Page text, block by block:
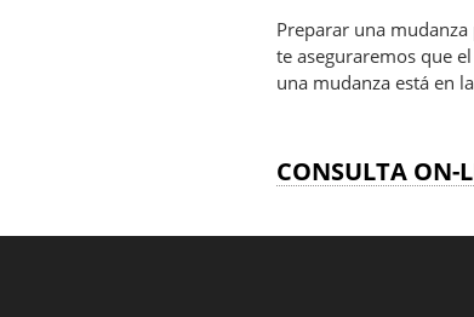
Preparar una
te aseguraremos que
una mudanza está en
CONSULTA ON-